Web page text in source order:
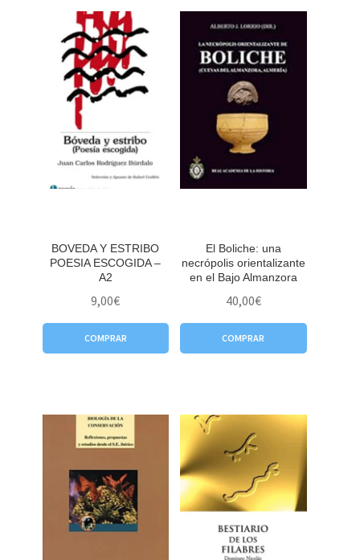
BOVEDA Y ESTRIBO
POESIA ESCOGIDA –
A2
9,00€
COMPRAR
El Boliche: una
necrópolis orientalizante
en el Bajo Almanzora
40,00€
COMPRAR